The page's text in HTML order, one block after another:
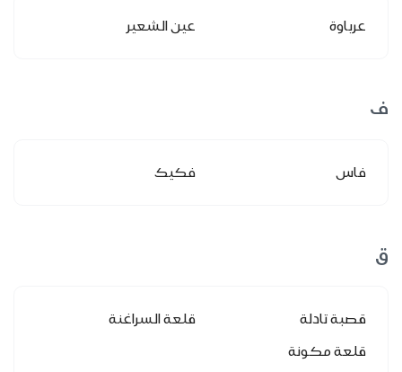
عرباوة عين الشعير
ف
فاس فكيك
ق
قصبة تادلة
قلعة السراغنة
قلعة مكونة